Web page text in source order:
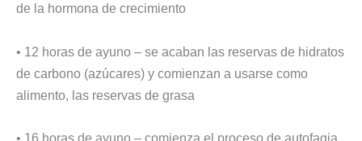
de la hormona de crecimiento
• 12 horas de ayuno – se acaban las reservas de hidratos
de carbono (azúcares) y comienzan a usarse como
alimento, las reservas de grasa
• 16 horas de ayuno – comienza el proceso de autofagia,